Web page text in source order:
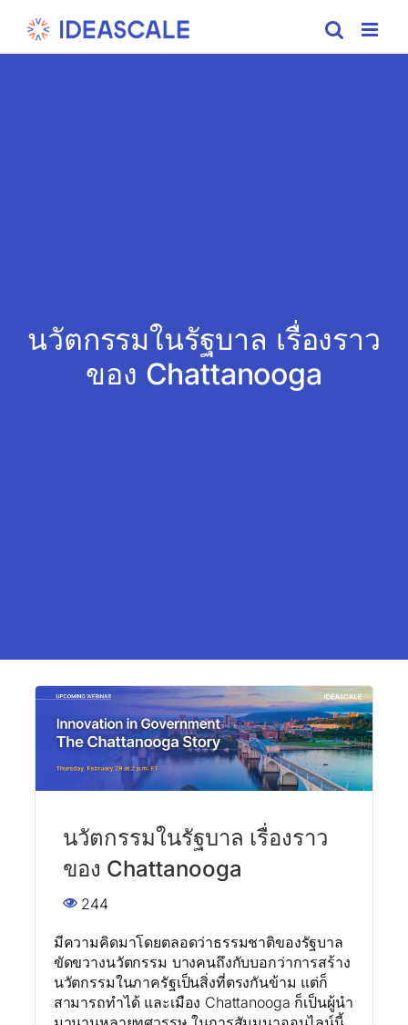
นวัตกรรมในรัฐบาล เรื่องราว
ของ Chattanooga
นวัตกรรมในรัฐบาล เรื่องราว
ของ Chattanooga
244
มีความคิดมาโดยตลอดว่าธรรมชาติของรัฐบาล
ขัดขวางนวัตกรรม บางคนถึงกับบอกว่าการสร้าง
นวัตกรรมในภาครัฐเป็นสิ่งที่ตรงกันข้าม แต่ก็
สามารถทำได้ และเมือง Chattanooga ก็เป็นผู้นำ